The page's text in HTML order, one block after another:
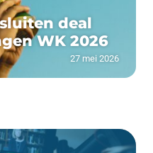
deal
WK 2026
27 mei 2026